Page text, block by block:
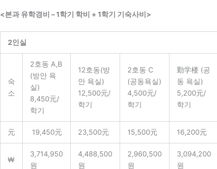
<본과 유학경비 – 1학기 학비 + 1학기 기숙사비>
2인실
숙
소
2호동 A,B
(방안 욕
실)
8,450元/
학기
12호동(방
안 욕실)
12,500元/
학기
2호동 C
(공동욕실)
4,500元/
학기
勤学楼 (공
동 욕실)
5,200元/
학기
元 19,450元 23,500元 15,500元 16,200元
₩
3,714,950
원
4,488,500
원
2,960,500
원
3,094,200
원